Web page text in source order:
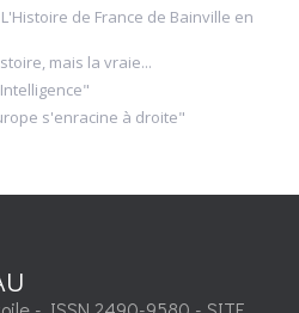
de France de Bainville en
mais la vraie...
s'enracine à droite"